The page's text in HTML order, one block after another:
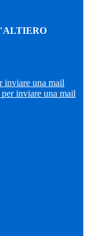
inviare una mail
inviare una mail